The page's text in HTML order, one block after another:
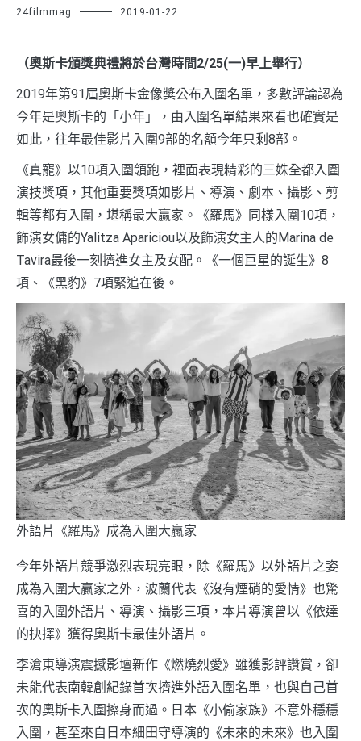
24filmmag 2019-01-22
（奧斯卡頒獎典禮將於台灣時間2/25(一)早上舉行）
2019年第91屆奧斯卡金像獎公布入圍名單，多數評論認為
今年是奧斯卡的「小年」，由入圍名單結果來看也確實是
如此，往年最佳影片入圍9部的名額今年只剩8部。
《真寵》以10項入圍領跑，裡面表現精彩的三姝全都入圍
演技獎項，其他重要獎項如影片、導演、劇本、攝影、剪
輯等都有入圍，堪稱最大贏家。《羅馬》同樣入圍10項，
飾演女傭的Yalitza Apariciou以及飾演女主人的Marina de
Tavira最後一刻擠進女主及女配。《一個巨星的誕生》8
項、《黑豹》7項緊追在後。
外語片《羅馬》成為入圍大贏家
今年外語片競爭激烈表現亮眼，除《羅馬》以外語片之姿
成為入圍大贏家之外，波蘭代表《沒有煙硝的愛情》也驚
喜的入圍外語片、導演、攝影三項，本片導演曾以《依達
的抉擇》獲得奧斯卡最佳外語片。
李滄東導演震撼影壇新作《燃燒烈愛》雖獲影評讚賞，卻
未能代表南韓創紀錄首次擠進外語入圍名單，也與自己首
次的奧斯卡入圍擦身而過。日本《小偷家族》不意外穩穩
入圍，甚至來自日本細田守導演的《未來的未來》也入圍